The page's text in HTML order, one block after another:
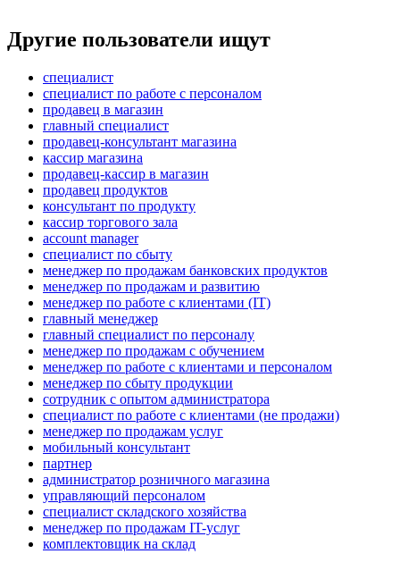
Другие пользователи ищут
специалист
специалист по работе с персоналом
продавец в магазин
главный специалист
продавец-консультант магазина
кассир магазина
продавец-кассир в магазин
продавец продуктов
консультант по продукту
кассир торгового зала
account manager
специалист по сбыту
менеджер по продажам банковских продуктов
менеджер по продажам и развитию
менеджер по работе с клиентами (IT)
главный менеджер
главный специалист по персоналу
менеджер по продажам с обучением
менеджер по работе с клиентами и персоналом
менеджер по сбыту продукции
сотрудник с опытом администратора
специалист по работе с клиентами (не продажи)
менеджер по продажам услуг
мобильный консультант
партнер
администратор розничного магазина
управляющий персоналом
специалист складского хозяйства
менеджер по продажам IT-услуг
комплектовщик на склад